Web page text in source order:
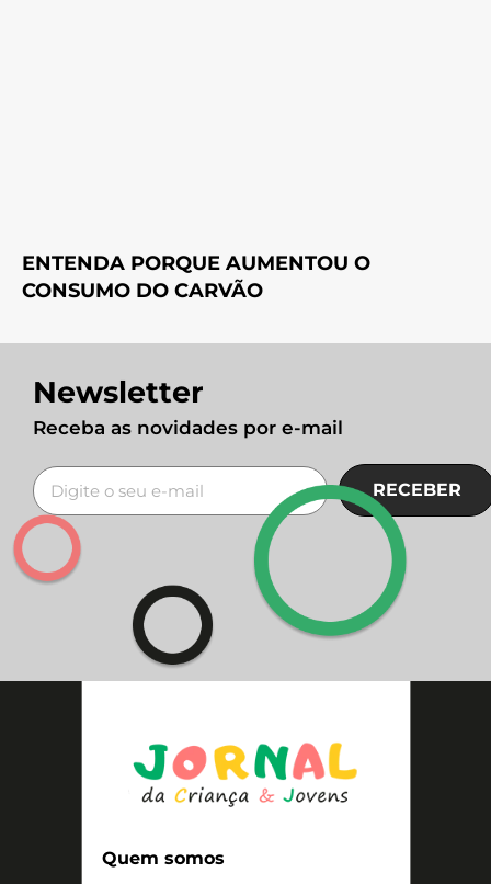
ENTENDA PORQUE AUMENTOU O
CONSUMO DO CARVÃO
Newsletter
Receba as novidades por e-mail
RECEBER
Quem somos